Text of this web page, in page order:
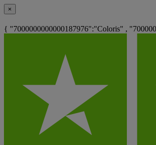
×
{ "7000000000000187976":"Coloris" ,